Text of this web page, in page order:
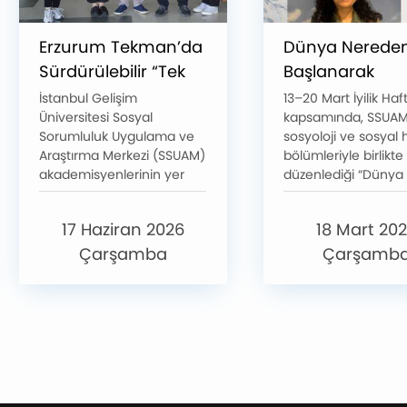
Erzurum Tekman’da
Sürdürülebilir “Tek
Sağlık” Modeline
TÜBİTAK Desteği
İstanbul Gelişim
Üniversitesi Sosyal
Sorumluluk Uygulama ve
Araştırma Merkezi (SSUAM)
akademisyenlerinin yer
aldığı “Kırsalda Bütüncül
Tek Sağlık Modeli” projesi,
TÜBİTAK 4009 Köy
Okullarına Yönelik Destek
Programı kapsamında
Dr. Öğr. Üyesi Emrah
17 Haziran 2026
Çarşamba
Dünya
Başlanarak
Kurtarılabilir?
Etik Üzerine
13–20 Mart İyilik
kapsamında,
sosyoloji ve sosyal
bölümleriyle birlikte
düzenlediği “Dünya
Nereden
Üzerine Söyleşi”, 17
2026’da K Blok
Oditoryum’da
gerçekleştirildi;
vurgulayarak, farklı
18 Mart